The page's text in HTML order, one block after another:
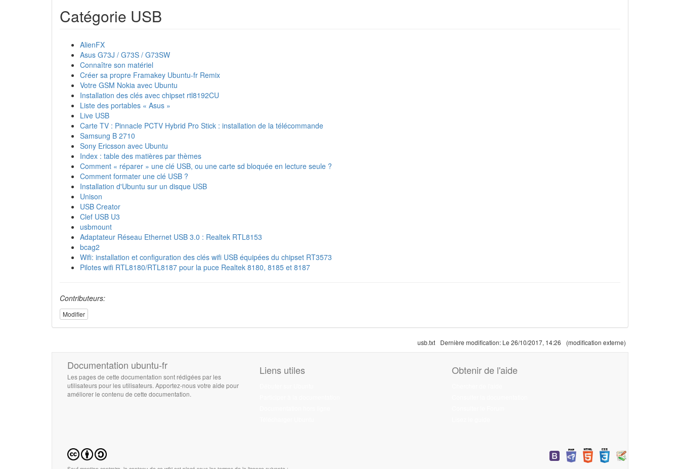
Catégorie USB
AlienFX
Asus G73J / G73S / G73SW
Connaître son matériel
Créer sa propre Framakey Ubuntu-fr Remix
Votre GSM Nokia avec Ubuntu
Installation des clés avec chipset rtl8192CU
Liste des portables « Asus »
Live USB
Carte TV : Pinnacle PCTV Hybrid Pro Stick : installation de la télécommande
Samsung B 2710
Sony Ericsson avec Ubuntu
Index : table des matières par thèmes
Comment « réparer » une clé USB, ou une carte sd bloquée en lecture seule ?
Comment formater une clé USB ?
Installation d'Ubuntu sur un disque USB
Unison
USB Creator
Clef USB U3
usbmount
Adaptateur Réseau Ethernet USB 3.0 : Realtek RTL8153
bcag2
Wifi: installation et configuration des clés wifi USB équipées du chipset RT3573
Pilotes wifi RTL8180/RTL8187 pour la puce Realtek 8180, 8185 et 8187
Contributeurs:
Modifier
usb.txt Dernière modification: Le 26/10/2017, 14:26 (modification externe)
Documentation ubuntu-fr
Les pages de cette documentation sont rédigées par les
utilisateurs pour les utilisateurs. Apportez-nous votre aide pour
améliorer le contenu de cette documentation.
Liens utiles Obtenir de l'aide